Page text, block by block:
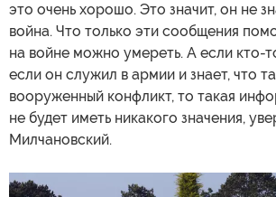
это очень хорошо. Это значит, он не
война. Что только эти сообщения
на войне можно умереть. А если кто-
если он служил в армии и знает, что
вооруженный конфликт, то такая
не будет иметь никакого значения,
Милчановский.